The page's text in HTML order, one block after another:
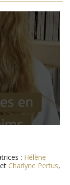
: Hélène
Charlyne Pertus,